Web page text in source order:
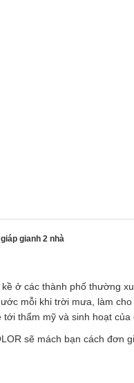
gianh 2 nhà
ở các thành phố thường
mỗi khi trời mưa, làm
thẩm mỹ và sinh hoạt của
sẽ mách bạn cách đơn